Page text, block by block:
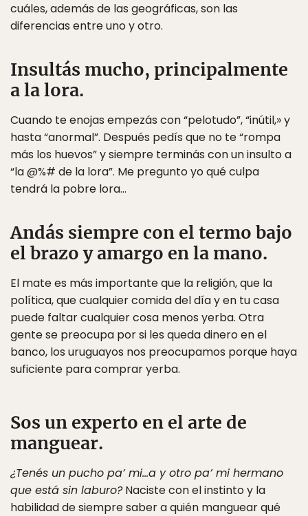
cuáles, además de las geográficas, son las
diferencias entre uno y otro.
Insultás mucho, principalmente
a la lora.
Cuando te enojas empezás con “pelotudo”, “inútil,» y
hasta “anormal”. Después pedís que no te “rompa
más los huevos” y siempre terminás con un insulto a
“la @%# de la lora”. Me pregunto yo qué culpa
tendrá la pobre lora…
Andás siempre con el termo bajo
el brazo y amargo en la mano.
El mate es más importante que la religión, que la
política, que cualquier comida del día y en tu casa
puede faltar cualquier cosa menos yerba. Otra
gente se preocupa por si les queda dinero en el
banco, los uruguayos nos preocupamos porque haya
suficiente para comprar yerba.
Sos un experto en el arte de
manguear.
¿Tenés un pucho pa’ mi…a y otro pa’ mi hermano
que está sin laburo?Naciste con el instinto y la
habilidad de siempre saber a quién manguear qué